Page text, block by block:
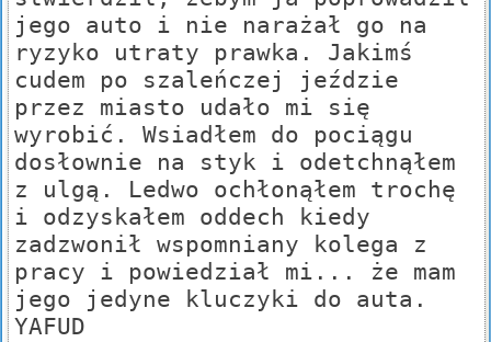
jego auto i nie narażał go na
ryzyko utraty prawka. Jakimś
cudem po szaleńczej jeździe
przez miasto udało mi się
wyrobić. Wsiadłem do pociągu
dosłownie na styk i odetchnąłem
z ulgą. Ledwo ochłonąłem trochę
i odzyskałem oddech kiedy
zadzwonił wspomniany kolega z
pracy i powiedział mi... że mam
jego jedyne kluczyki do auta.
YAFUD